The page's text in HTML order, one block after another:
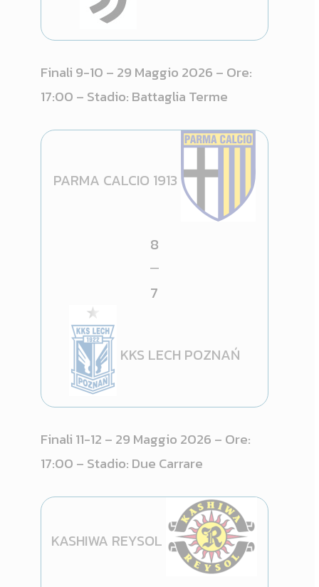
Finali 9-10 – 29 Maggio 2026 – Ore:
17:00 – Stadio: Battaglia Terme
PARMA CALCIO 1913
8
—
7
KKS LECH POZNAŃ
Finali 11-12 – 29 Maggio 2026 – Ore:
17:00 – Stadio: Due Carrare
KASHIWA REYSOL